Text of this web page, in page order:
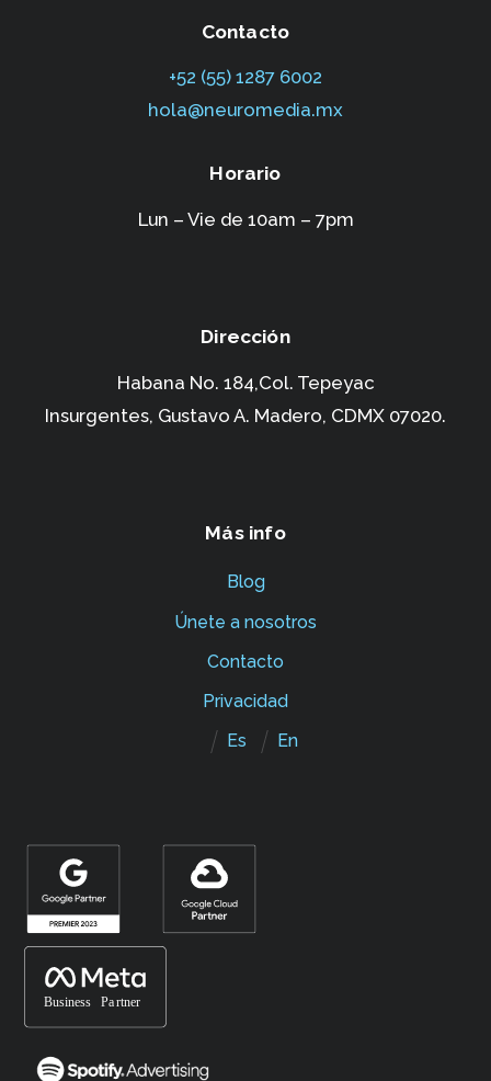
Contacto
+52 (55) 1287 6002‬
hola@neuromedia.mx
Horario
Lun – Vie de 10am – 7pm
Dirección
Habana No. 184,Col. Tepeyac
Insurgentes, Gustavo A. Madero, CDMX 07020.
Más info
Blog
Únete a nosotros
Contacto
Privacidad
Es
En